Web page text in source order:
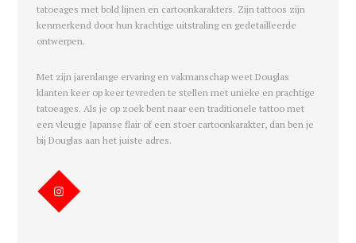
tatoeages met bold lijnen en cartoonkarakters. Zijn tattoos zijn
kenmerkend door hun krachtige uitstraling en gedetailleerde
ontwerpen.
Met zijn jarenlange ervaring en vakmanschap weet Douglas
klanten keer op keer tevreden te stellen met unieke en prachtige
tatoeages. Als je op zoek bent naar een traditionele tattoo met
een vleugje Japanse flair of een stoer cartoonkarakter, dan ben je
bij Douglas aan het juiste adres.